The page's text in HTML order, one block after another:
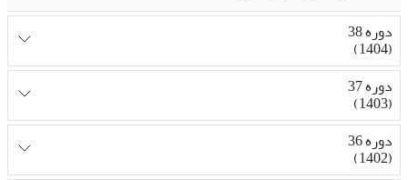
دوره 38
(1404)
دوره 37
(1403)
دوره 36
(1402)